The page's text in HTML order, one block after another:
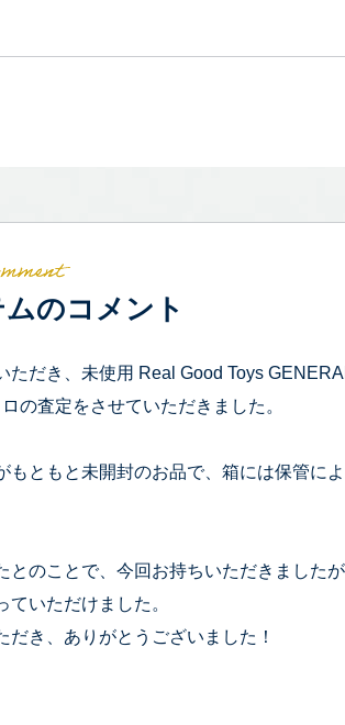
のコメント
ただき、未使用 Real Good Toys
の査定をさせていただきました。
もともと未開封のお品で、箱には保管に
とのことで、今回お持ちいただきました
いただけました。
き、ありがとうございました！